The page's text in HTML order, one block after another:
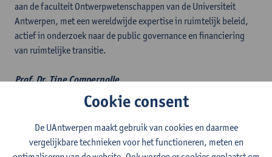
aan de faculteit Ontwerpwetenschappen van de Universiteit
Antwerpen, met een wereldwijde expertise in ruimtelijk beleid,
actief in onderzoek naar de public governance en financiering
van ruimtelijke transitie.
Prof. Dr. Tine Compernolle
Zij is milieueconome en als tenure track docent verbonden aan de
onderzoeksgroep Environmental Economics van de faculteit
Bedrijfswetenschappen en Economie aan de Universiteit
Antwerpen. Zij is experte in milieueconomie en de economische
waardering ecosysteemdiensten.
Cookie consent
De UAntwerpen maakt gebruik van cookies en daarmee
vergelijkbare technieken voor het functioneren, meten en